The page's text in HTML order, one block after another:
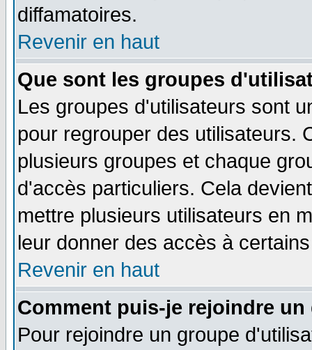
diffamatoires.
Revenir en haut
Que sont les groupes
Les groupes d'utilisateurs sont
pour regrouper des utilisateurs.
plusieurs groupes et chaque
d'accès particuliers. Cela
mettre plusieurs utilisateurs en
leur donner des accès à
Revenir en haut
Comment puis-je rejoindre
Pour rejoindre un groupe